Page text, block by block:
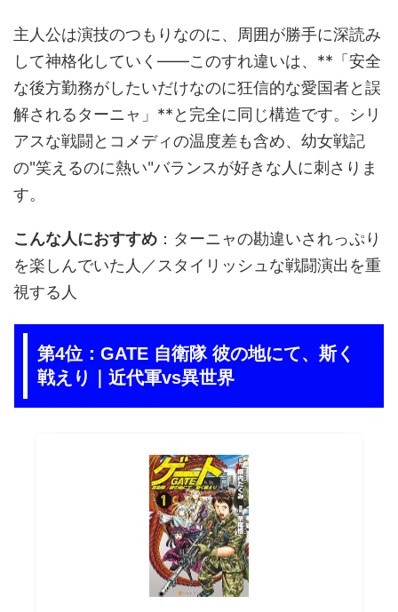
主人公は演技のつもりなのに、周囲が勝手に深読み
して神格化していく――このすれ違いは、**「安全
な後方勤務がしたいだけなのに狂信的な愛国者と誤
解されるターニャ」**と完全に同じ構造です。シリ
アスな戦闘とコメディの温度差も含め、幼女戦記
の"笑えるのに熱い"バランスが好きな人に刺さりま
す。
こんな人におすすめ ：ターニャの勘違いされっぷり
を楽しんでいた人／スタイリッシュな戦闘演出を重
視する人
第4位：GATE 自衛隊 彼の地にて、斯く
戦えり｜近代軍vs異世界